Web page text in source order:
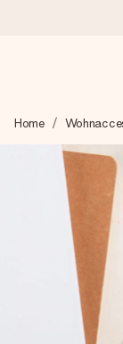
Wir bereiten
blitzschnell –
überreichen
4,8
Unsere
4,8 bei
die wir
Home